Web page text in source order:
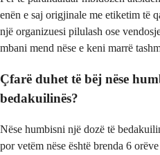
enën e saj origjinale me etiketim të
një organizuesi pilulash ose
mbani mend nëse e keni marrë
Çfarë duhet të bëj nëse
bedakuilinës?
Nëse humbisni një dozë të
por vetëm nëse është brenda 6